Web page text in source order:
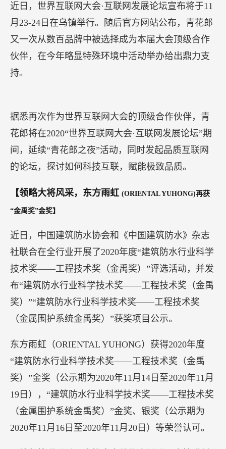
2020年11月19日，网易新能量峰会顺利举行。乳制
品行业榜单评选上，中国领先的婴幼儿配方奶粉企
业——飞鹤乳业接连荣获了“最具影响力品牌”和“年
度最具功社会责任公益品牌”两项殊荣，飞鹤的核心
大单品星飞帆也荣获 “年度超级单品”大奖。
发起，于2020年6月启动，经过专业评审团队独立、
专业、权威的评审，并经过消费者历时两月的线上
投票，最终产生。连获三大奖项的飞鹤乳业，在本
次评选中受到了专家和全网消费者的一致认可，充
近日，世界互联网大会·互联网发展论坛宣布将于11
月23-24日在乌镇举行。随后官方网站公布，青花郎
又一次从数百品牌中被选择成为本届大会顶级合作
伙伴，在今年略显特殊环境中活动举办给出鼎力支
持。
据悉再次作为世界互联网大会的顶级合作伙伴，青
花郎将在2020“世界互联网大会·互联网发展论坛”期
间，延续“青花郎之夜”活动，同时发起品质互联网
的论坛，探讨如何科技互联，赋能极致品质。